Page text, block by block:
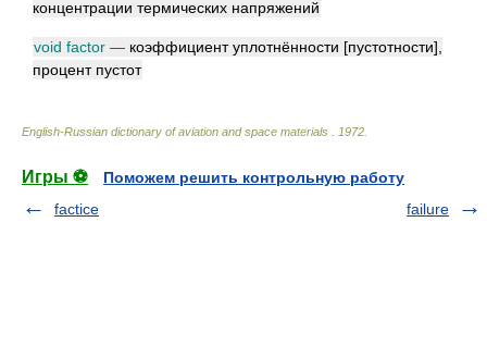
концентрации термических напряжений
void factor — коэффициент уплотнённости [пустотности],
процент пустот
English-Russian dictionary of aviation and space materials 1972
Игры ⚽
Поможем решить контрольную работу
factice
failure